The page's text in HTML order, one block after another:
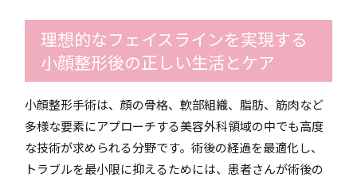
理想的なフェイスラインを実現する
小顔整形後の正しい生活とケア
小顔整形手術は、顔の骨格、軟部組織、脂肪、筋肉など
多様な要素にアプローチする美容外科領域の中でも高度
な技術が求められる分野です。術後の経過を最適化し、
トラブルを最小限に抑えるためには、患者さんが術後の